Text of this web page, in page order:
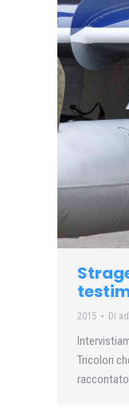
2015 Di
Tricolori